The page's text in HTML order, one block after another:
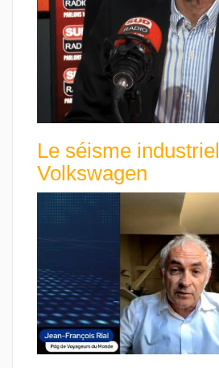
Le séisme industriel
Volkswagen